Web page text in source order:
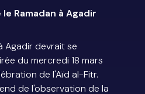
Ramadan à Agadir
Agadir devrait se
du mercredi 18 mars
de l'Aïd al-Fitr.
de l'observation de la